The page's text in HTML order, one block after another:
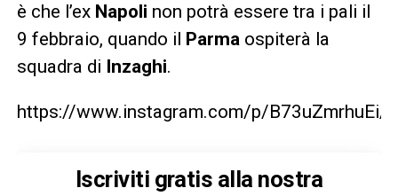
è che l’ex Napoli non potrà essere tra i pali il
9 febbraio, quando il Parmaospiterà la
squadra di Inzaghi.
https://www.instagram.com/p/B73uZmrhuEi/
Iscriviti gratis alla nostra